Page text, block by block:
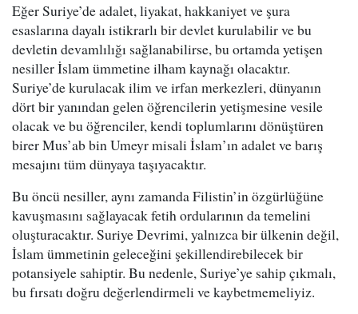
Eğer Suriye’de adalet, liyakat, hakkaniyet ve şura
esaslarına dayalı istikrarlı bir devlet kurulabilir ve bu
devletin devamlılığı sağlanabilirse, bu ortamda yetişen
nesiller İslam ümmetine ilham kaynağı olacaktır.
Suriye’de kurulacak ilim ve irfan merkezleri, dünyanın
dört bir yanından gelen öğrencilerin yetişmesine vesile
olacak ve bu öğrenciler, kendi toplumlarını dönüştüren
birer Mus’ab bin Umeyr misali İslam’ın adalet ve barış
mesajını tüm dünyaya taşıyacaktır.
Bu öncü nesiller, aynı zamanda Filistin’in özgürlüğüne
kavuşmasını sağlayacak fetih ordularının da temelini
oluşturacaktır. Suriye Devrimi, yalnızca bir ülkenin değil,
İslam ümmetinin geleceğini şekillendirebilecek bir
potansiyele sahiptir. Bu nedenle, Suriye’ye sahip çıkmalı,
bu fırsatı doğru değerlendirmeli ve kaybetmemeliyiz.